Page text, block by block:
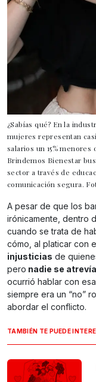
¿Sabías qué? En la
mujeres representan
salarios un 15%
Brindemos Bienestar
sector a través de
comunicación segura.
A pesar de que los
irónicamente, dentro
cuando se trata de
cómo, al platicar con
injusticias de
pero nadie se
ocurrió hablar con
siempre era un “no”
abordar el conflicto.
TAMBIÉN TE PUEDE